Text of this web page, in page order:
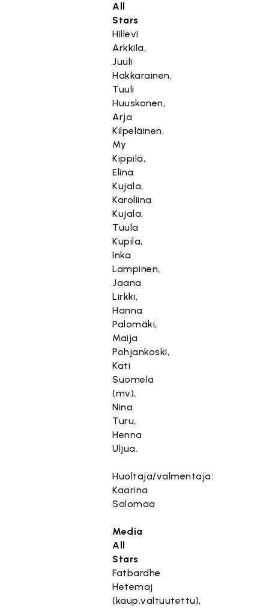
All
Stars
Hillevi
Arkkila,
Juuli
Hakkarainen,
Tuuli
Huuskonen,
Arja
Kilpeläinen,
My
Kippilä,
Elina
Kujala,
Karoliina
Kujala,
Tuula
Kupila,
Inka
Lampinen,
Jaana
Lirkki,
Hanna
Palomäki,
Maija
Pohjankoski,
Kati
Suomela
(mv),
Nina
Turu,
Henna
Uljua.
Huoltaja/valmentaja:
Kaarina
Salomaa
Media
All
Stars
Fatbardhe
Hetemaj
(kaup.valtuutettu),